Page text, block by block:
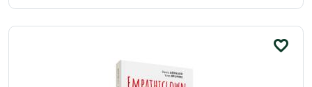
favorite_border